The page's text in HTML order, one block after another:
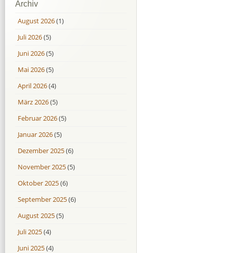
Archiv
August 2026(1)
Juli 2026(5)
Juni 2026(5)
Mai 2026(5)
April 2026(4)
März 2026(5)
Februar 2026(5)
Januar 2026(5)
Dezember 2025(6)
November 2025(5)
Oktober 2025(6)
September 2025(6)
August 2025(5)
Juli 2025(4)
Juni 2025(4)